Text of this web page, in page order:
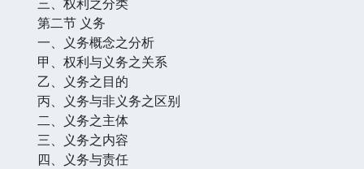
第二节 义务
一、义务概念之分析
甲、权利与义务之关系
乙、义务之目的
丙、义务与非义务之区别
二、义务之主体
三、义务之内容
四、义务与责任